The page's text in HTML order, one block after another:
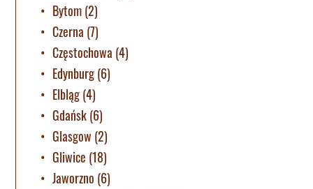
Bytom(2)
Czerna (7)
Częstochowa (4)
Edynburg(6)
Elbląg(4)
Gdańsk(6)
Glasgow (2)
Gliwice (18)
Jaworzno (6)